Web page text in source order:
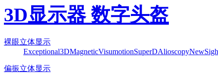
3D显示器 数字头盔
裸眼立体显示
Exceptional3DMagneticVisumotionSuperDAlioscopy
偏振立体显示